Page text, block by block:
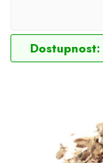
Dostupnost: